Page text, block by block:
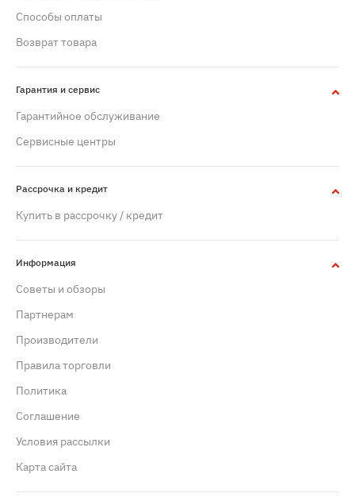
Способы оплаты
Возврат товара
Гарантия и сервис
Гарантийное обслуживание
Сервисные центры
Рассрочка и кредит
Купить в рассрочку / кредит
Информация
Советы и обзоры
Партнерам
Производители
Правила торговли
Политика
Cоглашение
Условия рассылки
Карта сайта